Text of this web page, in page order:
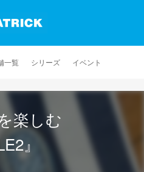
一覧 シリーズ イベント
楽しむ
』